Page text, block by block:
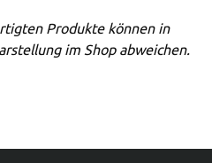
Produkte können in
im Shop abweichen.